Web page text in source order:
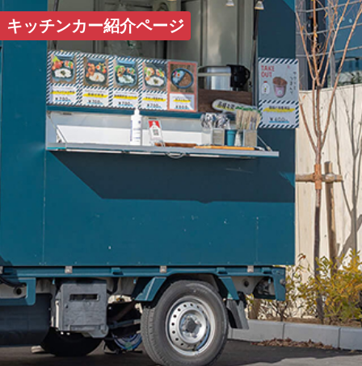
HOME
コンセプト
キッチンカー一覧
キッチンカー紹介ページ